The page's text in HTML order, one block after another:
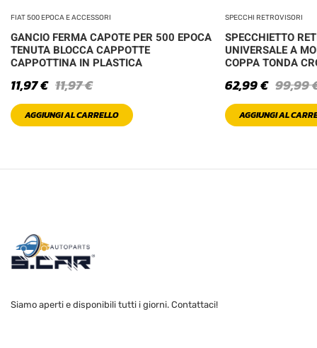
FIAT 500 EPOCA E ACCESSORI
GANCIO FERMA CAPOTE PER 500 EPOCA
TENUTA BLOCCA CAPPOTTE
CAPPOTTINA IN PLASTICA
11,97€
11,97€
AGGIUNGI AL CARRELLO
SPECCHI RETROVISORI
SPECCHIETTO
UNIVERSALE A
COPPA TONDA
99,99
62,99€
AGGIUNGI AL
Siamo aperti e disponibili tutti i giorni. Contattaci!